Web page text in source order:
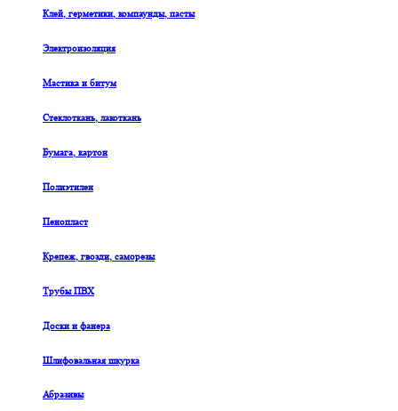
Клей, герметики, компаунды, пасты
Электроизоляция
Мастика и битум
Стеклоткань, лакоткань
Бумага, картон
Полиэтилен
Пенопласт
Крепеж, гвозди, саморезы
Трубы ПВХ
Доски и фанера
Шлифовальная шкурка
Абразивы